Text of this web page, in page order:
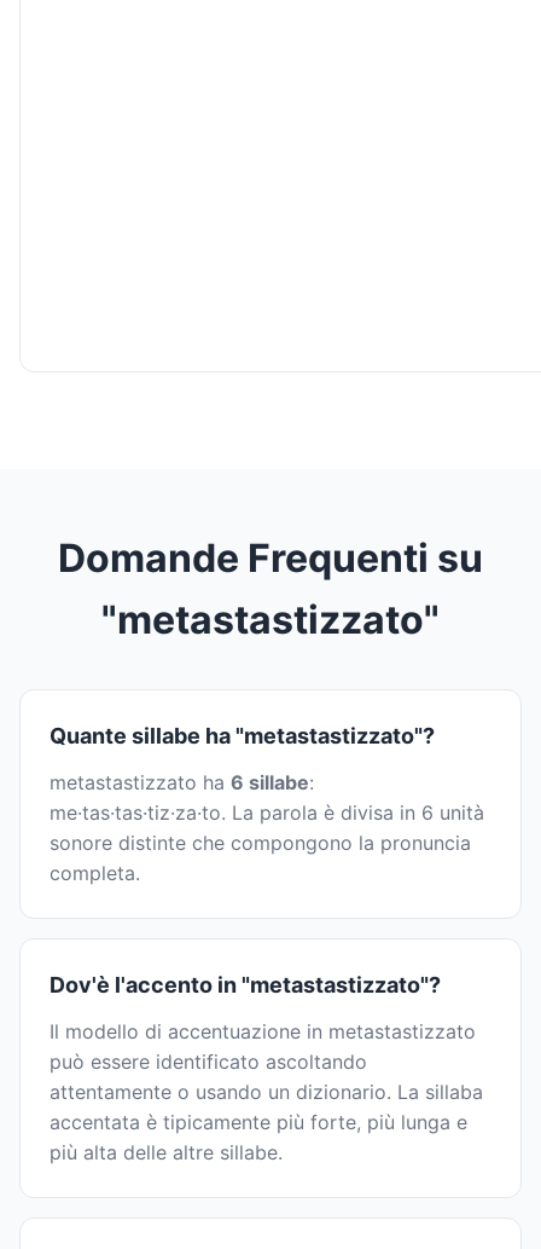
Domande Frequenti su
"metastastizzato"
Quante sillabe ha "metastastizzato"?
metastastizzato ha 6 sillabe:
me·tas·tas·tiz·za·to. La parola è divisa in 6 unità
sonore distinte che compongono la pronuncia
completa.
Dov'è l'accento in "metastastizzato"?
Il modello di accentuazione in metastastizzato
può essere identificato ascoltando
attentamente o usando un dizionario. La sillaba
accentata è tipicamente più forte, più lunga e
più alta delle altre sillabe.